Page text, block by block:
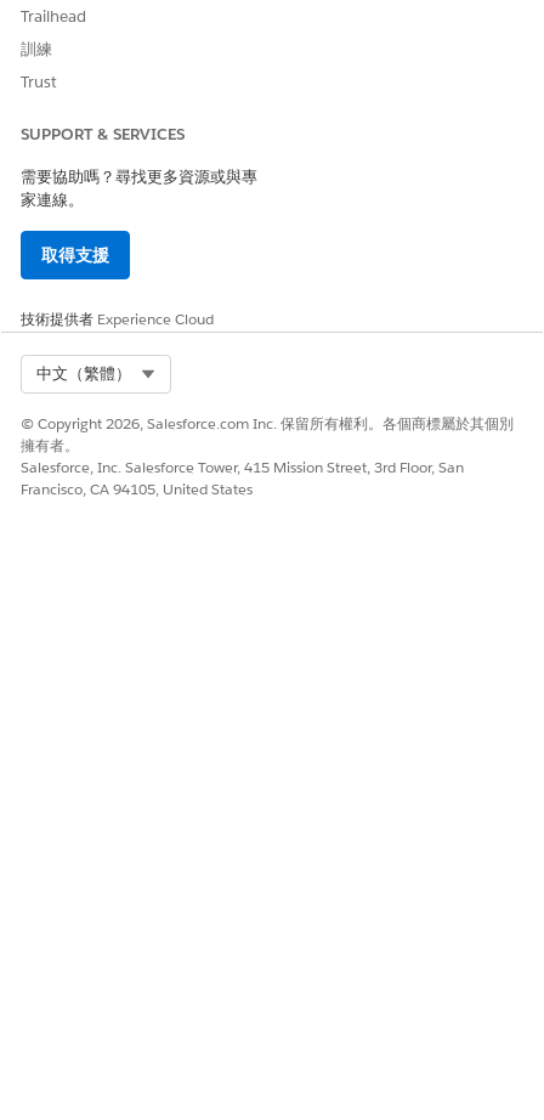
Trailhead
訓練
Trust
SUPPORT & SERVICES
需要協助嗎？尋找更多資源或與專
家連線。
取得支援
技術提供者 Experience Cloud
中文（繁體）
© Copyright 2026, Salesforce.com Inc. 保留所有權利。各個商標屬於其個別
擁有者。
Salesforce, Inc. Salesforce Tower, 415 Mission Street, 3rd Floor, San
Francisco, CA 94105, United States